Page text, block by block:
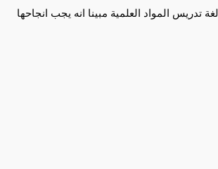
المواد العلمية مبينا انه يجب انجاحها